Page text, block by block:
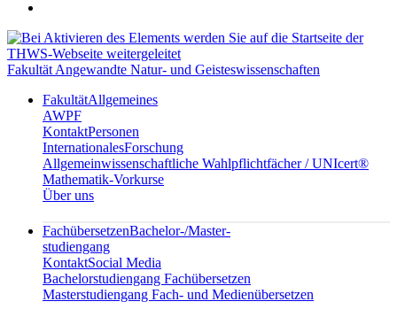
Fakultät Angewandte Natur- und Geisteswissenschaften
FakultätAllgemeines
AWPF
KontaktPersonen
InternationalesForschung
Allgemeinwissenschaftliche Wahlpflichtfächer / UNIcert®
Mathematik-Vorkurse
Über uns
FachübersetzenBachelor-/Master-
studiengang
KontaktSocial Media
Bachelorstudiengang Fachübersetzen
Masterstudiengang Fach- und Medienübersetzen